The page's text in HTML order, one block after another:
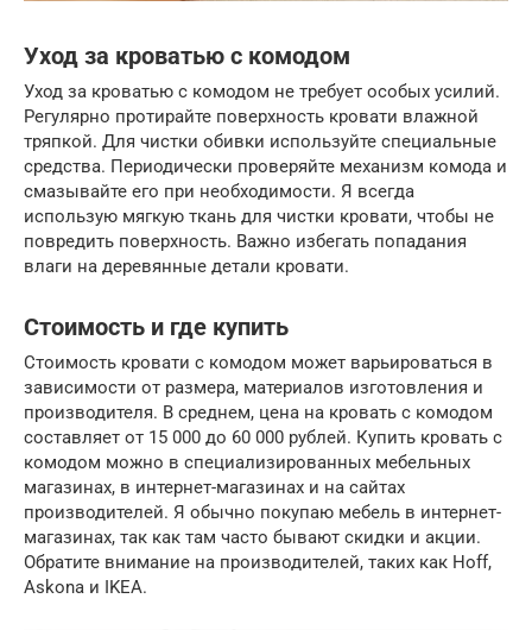
Уход за кроватью с комодом
Уход за кроватью с комодом не требует особых усилий.
Регулярно протирайте поверхность кровати влажной
тряпкой. Для чистки обивки используйте специальные
средства. Периодически проверяйте механизм комода и
смазывайте его при необходимости. Я всегда
использую мягкую ткань для чистки кровати, чтобы не
повредить поверхность. Важно избегать попадания
влаги на деревянные детали кровати.
Стоимость и где купить
Стоимость кровати с комодом может варьироваться в
зависимости от размера, материалов изготовления и
производителя. В среднем, цена на кровать с комодом
составляет от 15 000 до 60 000 рублей. Купить кровать с
комодом можно в специализированных мебельных
магазинах, в интернет-магазинах и на сайтах
производителей. Я обычно покупаю мебель в интернет-
магазинах, так как там часто бывают скидки и акции.
Обратите внимание на производителей, таких как Hoff,
Askona и IKEA.